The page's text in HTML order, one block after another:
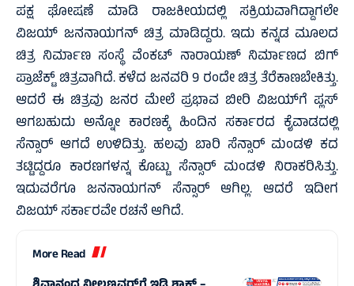
ಪಕ್ಷ ಘೋಷಣೆ ಮಾಡಿ ರಾಜಕೀಯದಲ್ಲಿ ಸಕ್ರಿಯವಾಗಿದ್ದಾಗಲೇ
ವಿಜಯ್ ಜನನಾಯಗನ್ ಚಿತ್ರ ಮಾಡಿದ್ದರು. ಇದು ಕನ್ನಡ ಮೂಲದ
ಚಿತ್ರ ನಿರ್ಮಾಣ ಸಂಸ್ಥೆ ವೆಂಕಟ್ ನಾರಾಯಣ್ ನಿರ್ಮಾಣದ ಬಿಗ್
ಪ್ರಾಜೆಕ್ಟ್ ಚಿತ್ರವಾಗಿದೆ. ಕಳೆದ ಜನವರಿ 9 ರಂದೇ ಚಿತ್ರ ತೆರೆಕಾಣಬೇಕಿತ್ತು.
ಆದರೆ ಈ ಚಿತ್ರವು ಜನರ ಮೇಲೆ ಪ್ರಭಾವ ಬೀರಿ ವಿಜಯ್‌ಗೆ ಪ್ಲಸ್
ಆಗಬಹುದು ಅನ್ನೋ ಕಾರಣಕ್ಕೆ ಹಿಂದಿನ ಸರ್ಕಾರದ ಕೈವಾಡದಲ್ಲಿ
ಸೆನ್ಸಾರ್ ಆಗದೆ ಉಳಿದಿತ್ತು. ಹಲವು ಬಾರಿ ಸೆನ್ಸಾರ್ ಮಂಡಳಿ ಕದ
ತಟ್ಟಿದ್ದರೂ ಕಾರಣಗಳನ್ನ ಕೊಟ್ಟು ಸೆನ್ಸಾರ್ ಮಂಡಳಿ ನಿರಾಕರಿಸಿತ್ತು.
ಇದುವರೆಗೂ ಜನನಾಯಗನ್ ಸೆನ್ಸಾರ್ ಆಗಿಲ್ಲ. ಆದರೆ ಇದೀಗ
ವಿಜಯ್ ಸರ್ಕಾರವೇ ರಚನೆ ಆಗಿದೆ.
More Read